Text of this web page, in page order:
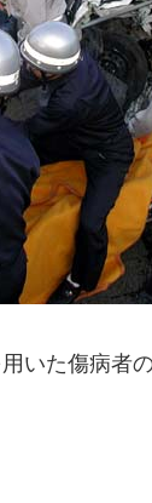
いた傷病者